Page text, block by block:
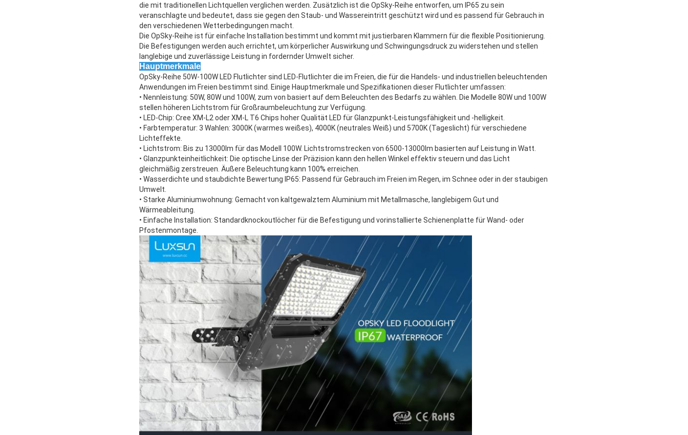
die mit traditionellen Lichtquellen verglichen werden. Zusätzlich ist die OpSky-Reihe entworfen, um IP65 zu sein
veranschlagte und bedeutet, dass sie gegen den Staub- und Wassereintritt geschützt wird und es passend für Gebrauch in
den verschiedenen Wetterbedingungen macht.
Die OpSky-Reihe ist für einfache Installation bestimmt und kommt mit justierbaren Klammern für die flexible Positionierung.
Die Befestigungen werden auch errichtet, um körperlicher Auswirkung und Schwingungsdruck zu widerstehen und stellen
langlebige und zuverlässige Leistung in fordernder Umwelt sicher.
Hauptmerkmale
OpSky-Reihe 50W-100W LED Flutlichter sind LED-Flutlichter die im Freien, die für die Handels- und industriellen beleuchtenden
Anwendungen im Freien bestimmt sind. Einige Hauptmerkmale und Spezifikationen dieser Flutlichter umfassen:
• Nennleistung: 50W, 80W und 100W, zum von basiert auf dem Beleuchten des Bedarfs zu wählen. Die Modelle 80W und 100W
stellen höheren Lichtstrom für Großraumbeleuchtung zur Verfügung.
• LED-Chip: Cree XM-L2 oder XM-L T6 Chips hoher Qualität LED für Glanzpunkt-Leistungsfähigkeit und -helligkeit.
• Farbtemperatur: 3 Wahlen: 3000K (warmes weißes), 4000K (neutrales Weiß) und 5700K (Tageslicht) für verschiedene
Lichteffekte.
• Lichtstrom: Bis zu 13000lm für das Modell 100W. Lichtstromstrecken von 6500-13000lm basierten auf Leistung in Watt.
• Glanzpunkteinheitlichkeit: Die optische Linse der Präzision kann den hellen Winkel effektiv steuern und das Licht
gleichmäßig zerstreuen. Äußere Beleuchtung kann 100% erreichen.
• Wasserdichte und staubdichte Bewertung IP65: Passend für Gebrauch im Freien im Regen, im Schnee oder in der staubigen
Umwelt.
• Starke Aluminiumwohnung: Gemacht von kaltgewalztem Aluminium mit Metallmasche, langlebigem Gut und
Wärmeableitung.
• Einfache Installation: Standardknockoutlöcher für die Befestigung und vorinstallierte Schienenplatte für Wand- oder
Pfostenmontage.